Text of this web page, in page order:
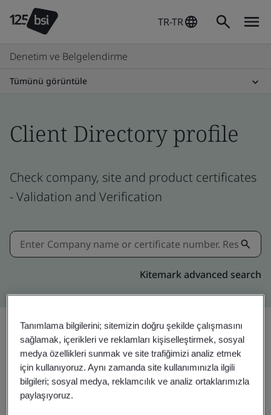
TR-TR
Denetim ve Belgelendirme
Tümünü görüntüle
Client Directory profile
Check company, site and product certificates
- Validation and Verification
Kitemark advanced search
Paylaşın: Yükseltin
Microsoft Global Services Center
Tanımlama bilgilerini; sitemizin doğru şekilde çalışmasını
sağlamak, içerikleri ve reklamları kişiselleştirmek, sosyal
medya özellikleri sunmak ve site trafiğimizi analiz etmek
için kullanıyoruz. Aynı zamanda site kullanımınızla ilgili
bilgileri; sosyal medya, reklamcılık ve analiz ortaklarımızla
paylaşıyoruz.